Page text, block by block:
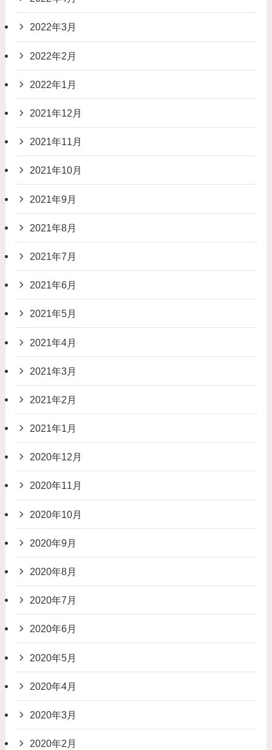
2022年3月
2022年2月
2022年1月
2021年12月
2021年11月
2021年10月
2021年9月
2021年8月
2021年7月
2021年6月
2021年5月
2021年4月
2021年3月
2021年2月
2021年1月
2020年12月
2020年11月
2020年10月
2020年9月
2020年8月
2020年7月
2020年6月
2020年5月
2020年4月
2020年3月
2020年2月